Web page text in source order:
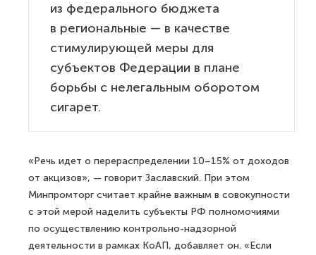
из федерального бюджета
в региональные — в качестве
стимулирующей меры для
субъектов Федерации в плане
борьбы с нелегальным оборотом
сигарет.
«Речь идет о перераспределении 10–15% от доходов
от акцизов», — говорит Заславский. При этом
Минпромторг считает крайне важным в совокупности
с этой мерой наделить субъекты РФ полномочиями
по осуществлению контрольно-надзорной
деятельности в рамках КоАП, добавляет он. «Если